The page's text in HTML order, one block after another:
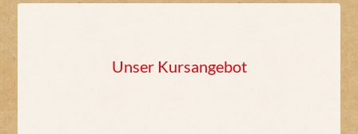
Unser Kursangebot